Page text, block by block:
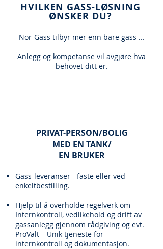
HVILKEN GASS-LØSNING
ØNSKER DU?
Nor-Gass tilbyr mer enn bare gass ...
Anlegg og kompetanse vil avgjøre hva
behovet ditt er.
PRIVAT-PERSON/BOLIG
MED EN TANK/
EN BRUKER
Gass​-leveranser - faste eller ved
enkeltbestilling.
Hjelp til å overholde regelverk om
Internkontroll, vedlikehold og drift av
gassanlegg gjennom rådgiving og evt.
ProValt – Unik tjeneste for
internkontroll og dokumentasjon.